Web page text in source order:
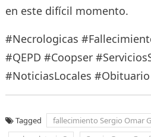
en este difícil momento.
#Necrologicas
#QEPD #Coopser
#NoticiasLocales #Obituario
Tagged fallecimiento Sergio Omar